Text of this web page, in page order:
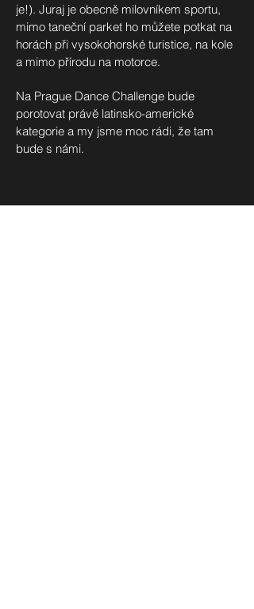
je!). Juraj je obecně milovníkem sportu,
mimo taneční parket ho můžete potkat na
horách při vysokohorské turistice, na kole
a mimo přírodu na motorce.
Na Prague Dance Challenge bude
porotovat právě latinsko-americké
kategorie a my jsme moc rádi, že tam
bude s námi.